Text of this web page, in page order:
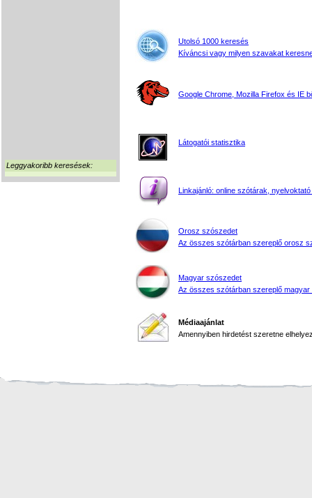
Leggyakoribb keresések:
Utolsó 1000 keresés
Kíváncsi vagy milyen szavakat
Google Chrome, Mozilla Firefox és IE
Látogatói statisztika
Linkajánló: online szótárak, nyelvoktató
Orosz szószedet
Az összes szótárban szereplő orosz
Magyar szószedet
Az összes szótárban szereplő magyar
Médiaajánlat
Amennyiben hirdetést szeretne